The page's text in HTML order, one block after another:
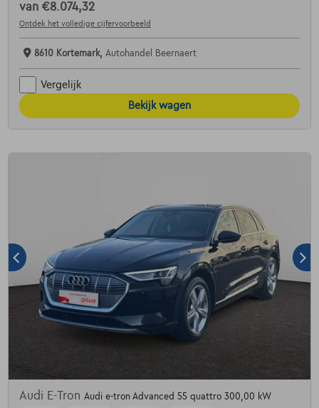
van €8.074,32
Ontdek het volledige cijfervoorbeeld
8610 Kortemark, Autohandel Beernaert
Vergelijk
Bekijk wagen
Audi E-Tron Audi e-tron Advanced 55 quattro 300,00 kW